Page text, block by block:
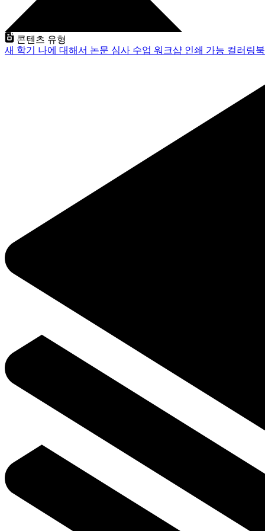
콘텐츠 유형
새 학기 나에 대해서 논문 심사 수업 워크샵 인쇄 가능 컬러링북